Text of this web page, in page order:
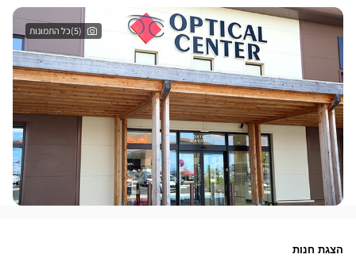
(5)כל התמונות
הצגת חנות